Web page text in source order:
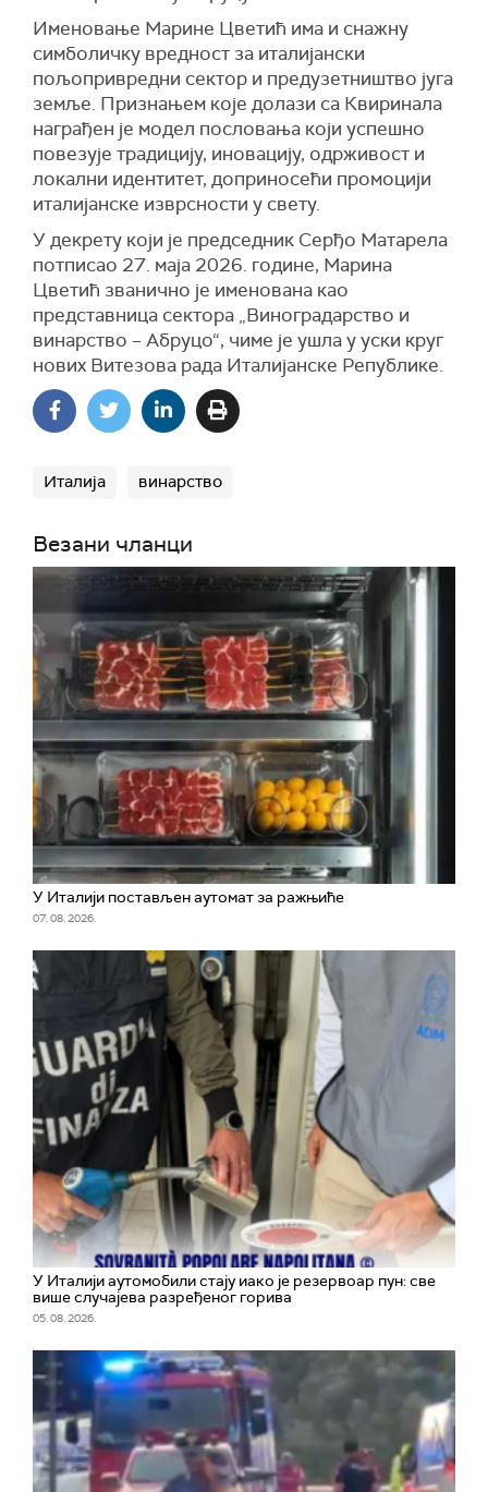
Именовање Марине Цветић има и снажну
симболичку вредност за италијански
пољопривредни сектор и предузетништво југа
земље. Признањем које долази са Квиринала
награђен је модел пословања који успешно
повезује традицију, иновацију, одрживост и
локални идентитет, доприносећи промоцији
италијанске изврсности у свету.
У декрету који је председник Серђо Матарела
потписао 27. маја 2026. године, Марина
Цветић званично је именована као
представница сектора „Виноградарство и
винарство – Абруцо“, чиме је ушла у уски круг
нових Витезова рада Италијанске Републике.
Италија винарство
Везани чланци
У Италији постављен аутомат за ражњиће
07. 08. 2026.
У Италији аутомобили стају иако је резервоар пун: све
више случајева разређеног горива
05. 08. 2026.